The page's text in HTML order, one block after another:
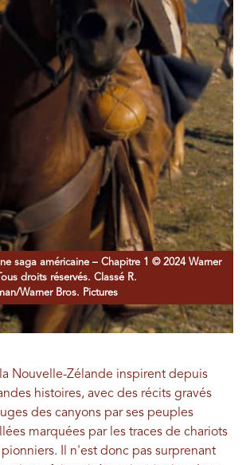
saga américaine – Chapitre 1 © 2024 Warner
droits réservés. Classé R.
Warner Bros. Pictures
Nouvelle-Zélande inspirent depuis
histoires, avec des récits gravés
des canyons par ses peuples
marquées par les traces de chariots
Il n'est donc pas surprenant